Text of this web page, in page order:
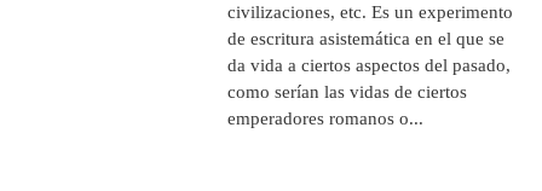
civilizaciones, etc. Es un experimento
de escritura asistemática en el que se
da vida a ciertos aspectos del pasado,
como serían las vidas de ciertos
emperadores romanos o...